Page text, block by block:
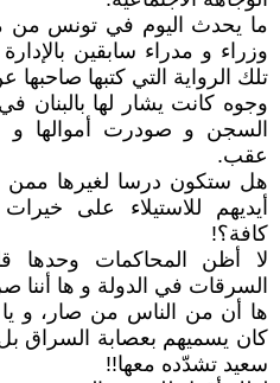
ما يحدث اليوم في تونس من
وزراء و مدراء سابقين
تلك الرواية التي كتبها
وجوه كانت يشار لها بالبنان
السجن و صودرت أموالها و
عقب.
هل ستكون درسا لغيرها ممن
أيديهم للاستيلاء على
كافة؟!
لا أظن المحاكمات وحدها
السرقات في الدولة و ها أننا
ها أن من الناس من صار، و
كان يسميهم بعصابة السراق
سعيد تشدّده معها!!